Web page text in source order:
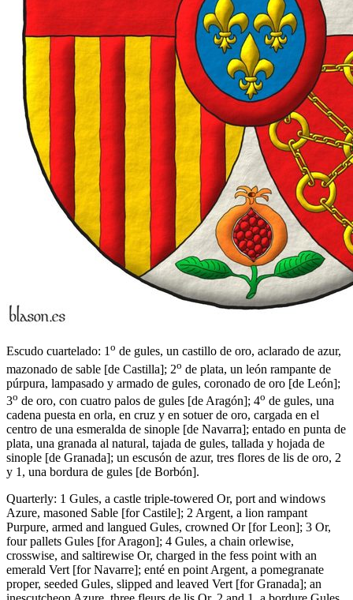
Escudo cuartelado: 1o de gules, un castillo de oro, aclarado de azur,
mazonado de sable [de Castilla]; 2o de plata, un león rampante de
púrpura, lampasado y armado de gules, coronado de oro [de León];
3o de oro, con cuatro palos de gules [de Aragón]; 4o de gules, una
cadena puesta en orla, en cruz y en sotuer de oro, cargada en el
centro de una esmeralda de sinople [de Navarra]; entado en punta de
plata, una granada al natural, tajada de gules, tallada y hojada de
sinople [de Granada]; un escusón de azur, tres flores de lis de oro, 2
y 1, una bordura de gules [de Borbón].
Quarterly: 1 Gules, a castle triple-towered Or, port and windows
Azure, masoned Sable [for Castile]; 2 Argent, a lion rampant
Purpure, armed and langued Gules, crowned Or [for Leon]; 3 Or,
four pallets Gules [for Aragon]; 4 Gules, a chain orlewise,
crosswise, and saltirewise Or, charged in the fess point with an
emerald Vert [for Navarre]; enté en point Argent, a pomegranate
proper, seeded Gules, slipped and leaved Vert [for Granada]; an